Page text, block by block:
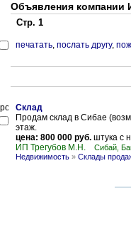
Объявления компании
Стр. 1
печатать, послать другу,
Склад
Продам склад в Сибае
этаж.
цена: 800 000 руб. штука с
ИП Трегубов М.Н.
Сибай,
Недвижимость » Склады